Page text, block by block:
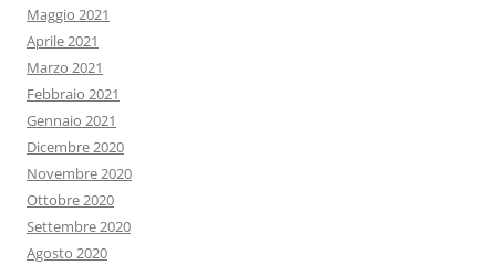
Maggio 2021
Aprile 2021
Marzo 2021
Febbraio 2021
Gennaio 2021
Dicembre 2020
Novembre 2020
Ottobre 2020
Settembre 2020
Agosto 2020